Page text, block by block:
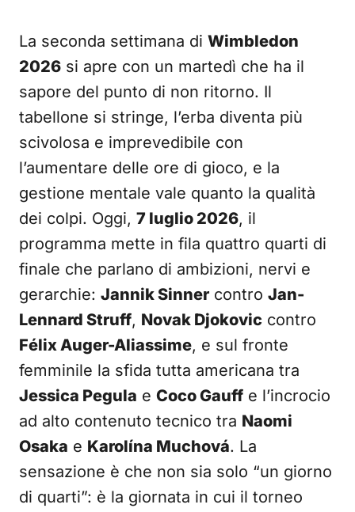
La seconda settimana di Wimbledon
2026 si apre con un martedì che ha il
sapore del punto di non ritorno. Il
tabellone si stringe, l’erba diventa più
scivolosa e imprevedibile con
l’aumentare delle ore di gioco, e la
gestione mentale vale quanto la qualità
dei colpi. Oggi, 7 luglio 2026, il
programma mette in fila quattro quarti di
finale che parlano di ambizioni, nervi e
gerarchie: Jannik Sinner contro Jan-
Lennard Struff, Novak Djokovic contro
Félix Auger-Aliassime, e sul fronte
femminile la sfida tutta americana tra
Jessica Pegula e Coco Gauff e l’incrocio
ad alto contenuto tecnico tra Naomi
Osaka e Karolína Muchová. La
sensazione è che non sia solo “un giorno
di quarti”: è la giornata in cui il torneo